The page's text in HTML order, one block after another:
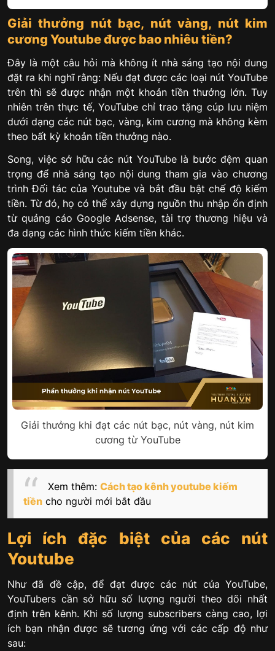
Giải thưởng nút bạc, nút vàng, nút kim
cương Youtube được bao nhiêu tiền?
Đây là một câu hỏi mà không ít nhà sáng tạo nội dung
đặt ra khi nghĩ rằng: Nếu đạt được các loại nút YouTube
trên thì sẽ được nhận một khoản tiền thưởng lớn. Tuy
nhiên trên thực tế, YouTube chỉ trao tặng cúp lưu niệm
dưới dạng các nút bạc, vàng, kim cương mà không kèm
theo bất kỳ khoản tiền thưởng nào.
Song, việc sở hữu các nút YouTube là bước đệm quan
trọng để nhà sáng tạo nội dung tham gia vào chương
trình Đối tác của Youtube và bắt đầu bật chế độ kiếm
tiền. Từ đó, họ có thể xây dựng nguồn thu nhập ổn định
từ quảng cáo Google Adsense, tài trợ thương hiệu và
đa dạng các hình thức kiếm tiền khác.
Giải thưởng khi đạt các nút bạc, nút vàng, nút kim
cương từ YouTube
Xem thêm: Cách tạo kênh youtube kiếm
tiền cho người mới bắt đầu
Lợi ích đặc biệt của các nút
Youtube
Như đã đề cập, để đạt được các nút của YouTube,
YouTubers cần sở hữu số lượng người theo dõi nhất
định trên kênh. Khi số lượng subscribers càng cao, lợi
ích bạn nhận được sẽ tương ứng với các cấp độ như
sau: